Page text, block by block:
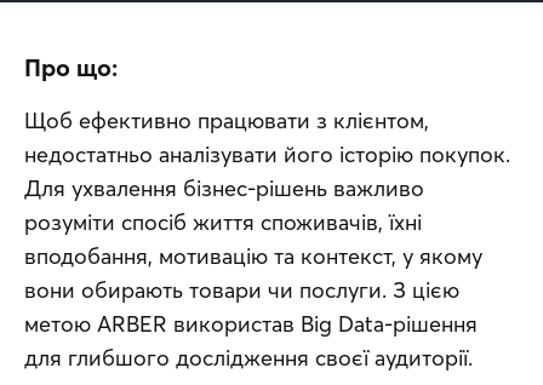
Про що:
Щоб ефективно працювати з клієнтом,
недостатньо аналізувати його історію покупок.
Для ухвалення бізнес-рішень важливо
розуміти спосіб життя споживачів, їхні
вподобання, мотивацію та контекст, у якому
вони обирають товари чи послуги. З цією
метою ARBER використав Big Data-рішення
для глибшого дослідження своєї аудиторії.